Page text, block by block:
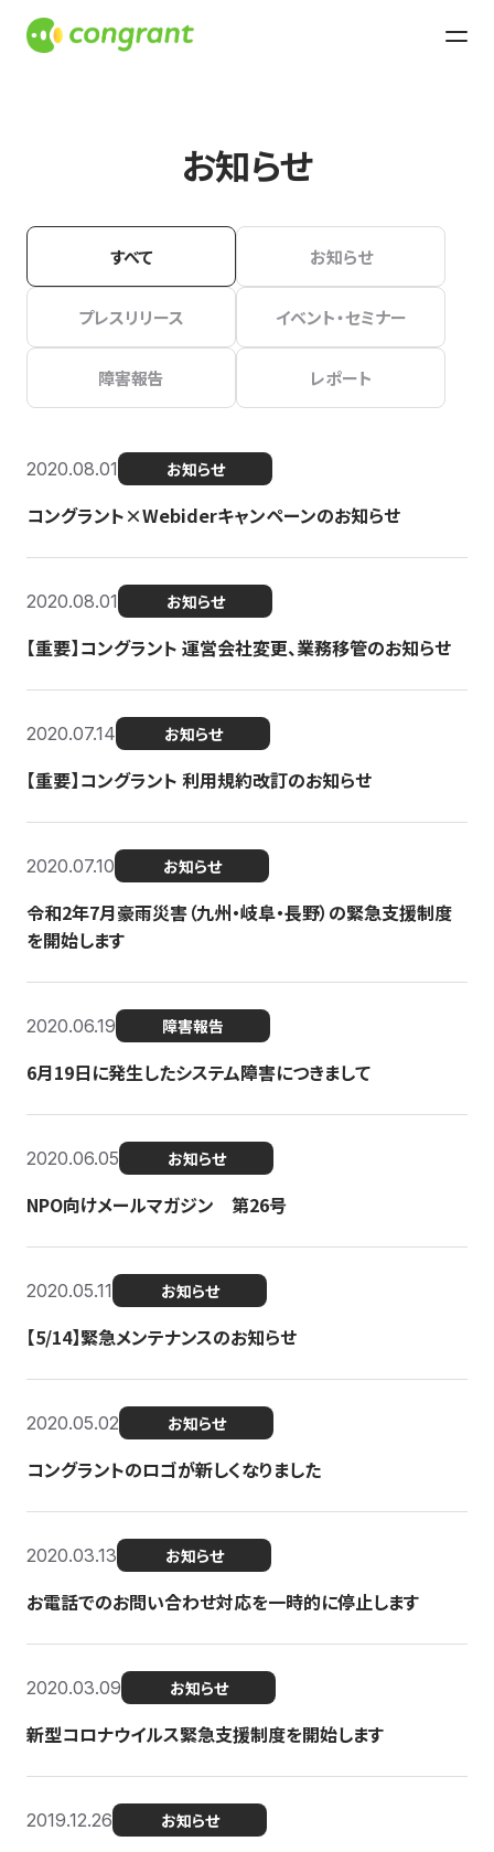
お知らせ
すべて お知らせ
プレスリリース イベント・セミナー
障害報告 レポート
2020.08.01 お知らせ
コングラント×Webiderキャンペーンのお知らせ
2020.08.01 お知らせ
【重要】コングラント 運営会社変更、業務移管のお知らせ
2020.07.14 お知らせ
【重要】コングラント 利用規約改訂のお知らせ
2020.07.10 お知らせ
令和2年7月豪雨災害（九州・岐阜・長野）の緊急支援制度
を開始します
2020.06.19 障害報告
6月19日に発生したシステム障害につきまして
2020.06.05 お知らせ
NPO向けメールマガジン 第26号
2020.05.11 お知らせ
【5/14】緊急メンテナンスのお知らせ
2020.05.02 お知らせ
コングラントのロゴが新しくなりました
2020.03.13 お知らせ
お電話でのお問い合わせ対応を一時的に停止します
2020.03.09 お知らせ
新型コロナウイルス緊急支援制度を開始します
2019.12.26 お知らせ